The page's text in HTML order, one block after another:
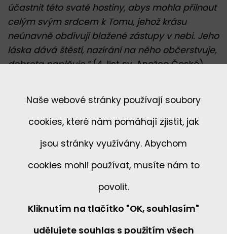
účastnit této svaté hostiny, abys mohla přilnout
celým svým srdcem k Tomu, jehož krásu
neúnavně obdivují blažené zástupy v nebi. Jeho
láska dává štěstí, nazírání na něho občerstvuje,
dobrota naplňuje.”(4. list sv. Anežce České)
Naše webové stránky používají soubory
cookies, které nám pomáhají zjistit, jak
jsou stránky využívány. Abychom
cookies mohli používat, musíte nám to
povolit.
Kliknutím na tlačítko "OK, souhlasím"
udělujete souhlas s použitím všech